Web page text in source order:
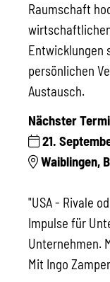
Raumschaft
Entwicklungen
persönlichen
Austausch.
Nächster
21.
Waiblingen,
"USA - Rivale
Impulse für
Unternehmen.
Mit Ingo